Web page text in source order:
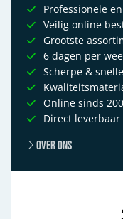
Professionele
Veilig online
Grootste
6 dagen per
Scherpe &
Online sinds
Direct leverbaar
Over ons